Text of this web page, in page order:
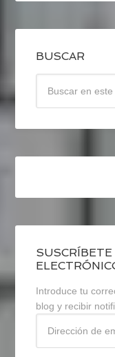
BUSCAR
Introduce tu
blog y recibir
email